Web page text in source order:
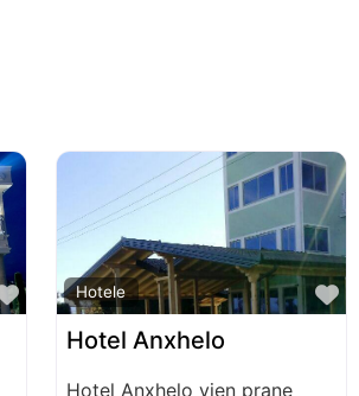
Favorite
Hotele
Hotel Anxhelo
Hotel Anxhelo vjen prane